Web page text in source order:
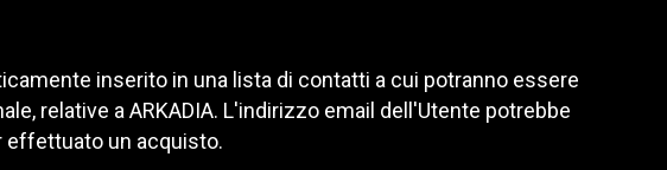
inserito in una lista di contatti a cui potranno essere
relative a ARKADIA. L'indirizzo email dell'Utente potrebbe
effettuato un acquisto.